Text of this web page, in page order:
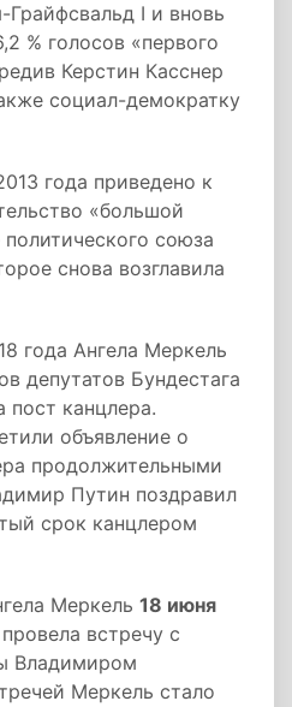
I и вновь
% голосов «первого
Керстин Касснер
социал-демократку
года приведено к
«большой
союза
снова возглавила
года Ангела Меркель
депутатов Бундестага
пост канцлера.
объявление о
продолжительными
Путин поздравил
срок канцлером
Меркель 18 июня
встречу с
Владимиром
Меркель стало